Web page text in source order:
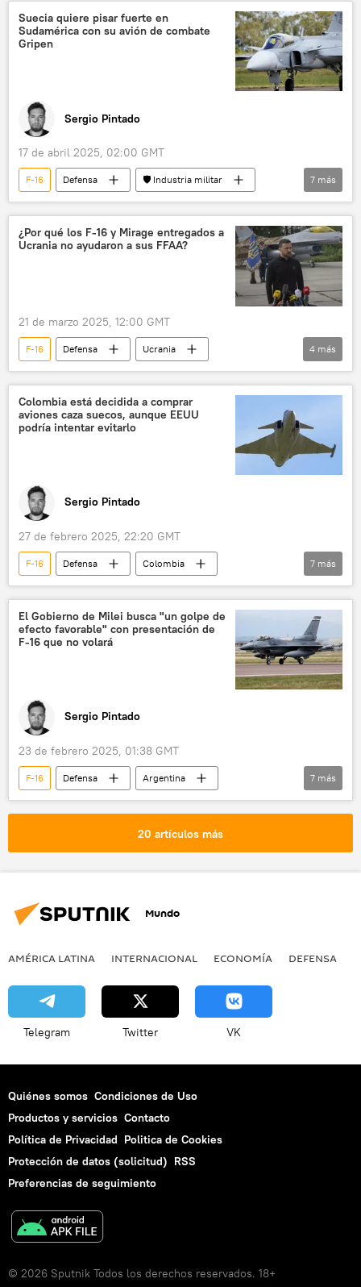
📰 Suministro de armas a Ucrania
📰 Operación rusa de desmilitarización y desnazificación de Ucrania
Suecia quiere pisar fuerte en
Sudamérica con su avión de combate
Gripen
Sergio Pintado
17 de abril 2025, 02:00 GMT
F-16 Defensa
🛡️ Industria militar
Perú
Colombia
EEUU
F-35
Rafale
JAS-39 Gripen
💬 Opinión y Análisis
7 más
¿Por qué los F-16 y Mirage entregados a
Ucrania no ayudaron a sus FFAA?
21 de marzo 2025, 12:00 GMT
F-16 Defensa
Ucrania
Mirage 2000
📰 Operación rusa de desmilitarización y desnazificación de Ucrania
🛡️ Fuerzas Armadas
4 más
Colombia está decidida a comprar
aviones caza suecos, aunque EEUU
podría intentar evitarlo
Sergio Pintado
27 de febrero 2025, 22:20 GMT
F-16 Defensa
Colombia
🛡️ Industria militar
Fuerzas Armadas de Colombia
EEUU
Gustavo Petro
SAAB
Kfir
7 más
El Gobierno de Milei busca "un golpe de
efecto favorable" con presentación de
F-16 que no volará
Sergio Pintado
23 de febrero 2025, 01:38 GMT
F-16 Defensa
Argentina
💬 Opinión y Análisis
🛡️ Fuerzas Armadas
seguridad
OTAN
7 más
20 artículos más
Mundo
AMÉRICA LATINA INTERNACIONAL ECONOMÍA DEFENSA
Telegram Twitter VK
Quiénes somos Condiciones de Uso
Productos y servicios Contacto
Política de Privacidad Politica de Cookies
Protección de datos (solicitud) RSS
Preferencias de seguimiento
© 2026 Sputnik Todos los derechos reservados. 18+